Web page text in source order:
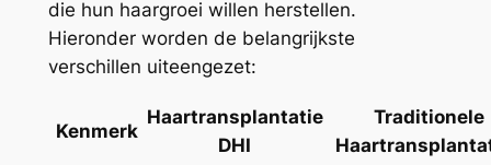
die hun haargroei willen herstellen.
Hieronder worden de belangrijkste
verschillen uiteengezet:
Kenmerk
Haartransplantatie
DHI
Traditionele